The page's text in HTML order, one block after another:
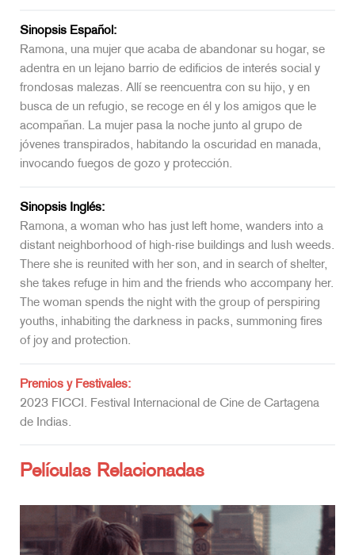
Sinopsis Español:
Ramona, una mujer que acaba de abandonar su hogar, se
adentra en un lejano barrio de edificios de interés social y
frondosas malezas. Allí se reencuentra con su hijo, y en
busca de un refugio, se recoge en él y los amigos que le
acompañan. La mujer pasa la noche junto al grupo de
jóvenes transpirados, habitando la oscuridad en manada,
invocando fuegos de gozo y protección.
Sinopsis Inglés:
Ramona, a woman who has just left home, wanders into a
distant neighborhood of high-rise buildings and lush weeds.
There she is reunited with her son, and in search of shelter,
she takes refuge in him and the friends who accompany her.
The woman spends the night with the group of perspiring
youths, inhabiting the darkness in packs, summoning fires
of joy and protection.
Premios y Festivales:
2023 FICCI. Festival Internacional de Cine de Cartagena
de Indias.
Películas Relacionadas